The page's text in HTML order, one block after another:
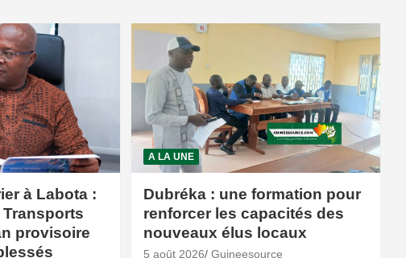
à Labota :
provisoire
A LA UNE
Dubréka : une formation pour
renforcer les capacités des
nouveaux élus locaux
5 août 2026 Guineesource